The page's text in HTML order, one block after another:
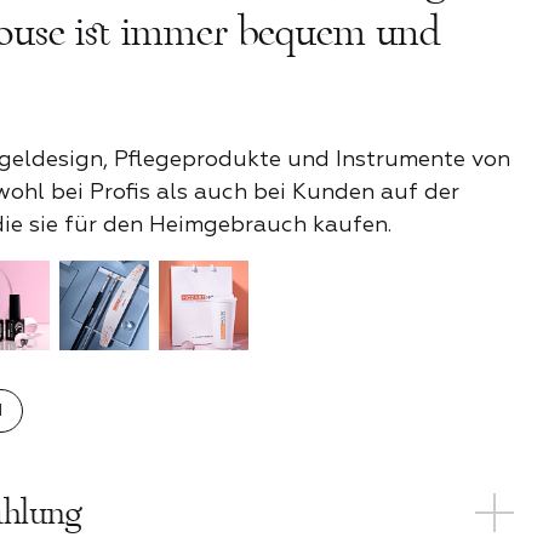
ist immer bequem und
Pflegeprodukte und Instrumente von
bei Profis als auch bei Kunden auf der
sie für den Heimgebrauch kaufen.